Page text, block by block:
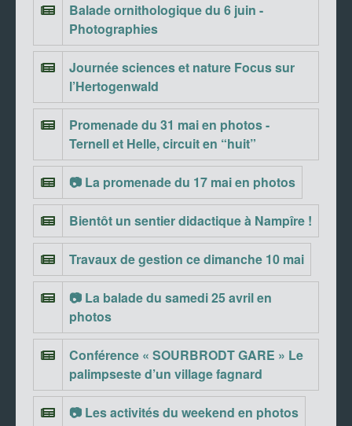
Balade ornithologique du 6 juin -
Photographies
Journée sciences et nature Focus sur
l’Hertogenwald
Promenade du 31 mai en photos -
Ternell et Helle, circuit en “huit”
📷 La promenade du 17 mai en photos
Bientôt un sentier didactique à Nampîre !
Travaux de gestion ce dimanche 10 mai
📷 La balade du samedi 25 avril en
photos
Conférence « SOURBRODT GARE » Le
palimpseste d’un village fagnard
📷 Les activités du weekend en photos